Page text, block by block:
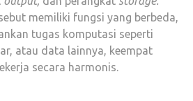
memiliki fungsi yang berbeda,
tugas komputasi seperti
atau data lainnya, keempat
secara harmonis.